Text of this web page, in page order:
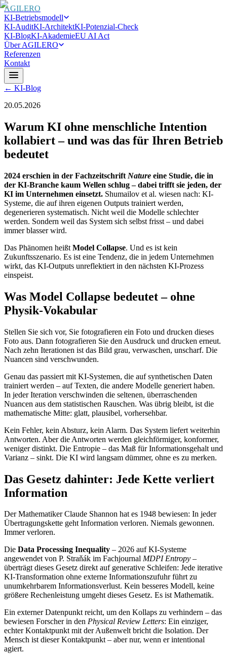
AGILERO
KI-Betriebsmodell
KI-AuditKI-ArchitektKI-Potenzial-Check
KI-BlogKI-AkademieEU AI Act
Über AGILERO
Referenzen
Kontakt
← KI-Blog
20.05.2026
Warum KI ohne menschliche Intention
kollabiert – und was das für Ihren Betrieb
bedeutet
2024 erschien in der Fachzeitschrift Nature eine Studie, die in
der KI-Branche kaum Wellen schlug – dabei trifft sie jeden, der
KI im Unternehmen einsetzt. Shumailov et al. wiesen nach: KI-
Systeme, die auf ihren eigenen Outputs trainiert werden,
degenerieren systematisch. Nicht weil die Modelle schlechter
werden. Sondern weil das System sich selbst frisst – und dabei
immer blasser wird.
Das Phänomen heißt Model Collapse. Und es ist kein
Zukunftsszenario. Es ist eine Tendenz, die in jedem Unternehmen
wirkt, das KI-Outputs unreflektiert in den nächsten KI-Prozess
einspeist.
Was Model Collapse bedeutet – ohne
Physik-Vokabular
Stellen Sie sich vor, Sie fotografieren ein Foto und drucken dieses
Foto aus. Dann fotografieren Sie den Ausdruck und drucken erneut.
Nach zehn Iterationen ist das Bild grau, verwaschen, unscharf. Die
Nuancen sind verschwunden.
Genau das passiert mit KI-Systemen, die auf synthetischen Daten
trainiert werden – auf Texten, die andere Modelle generiert haben.
In jeder Iteration verschwinden die seltenen, überraschenden
Nuancen aus dem statistischen Rauschen. Was übrig bleibt, ist die
mathematische Mitte: glatt, plausibel, vorhersehbar.
Kein Fehler, kein Absturz, kein Alarm. Das System liefert weiterhin
Antworten. Aber die Antworten werden gleichförmiger, konformer,
weniger distinkt. Die Entropie – das Maß für Informationsgehalt und
Varianz – sinkt. Die KI wird langsam dümmer, ohne es zu merken.
Das Gesetz dahinter: Jede Kette verliert
Information
Der Mathematiker Claude Shannon hat es 1948 bewiesen: In jeder
Übertragungskette geht Information verloren. Niemals gewonnen.
Immer verloren.
Die Data Processing Inequality – 2026 auf KI-Systeme
angewendet von P. Straňák im Fachjournal MDPI Entropy –
überträgt dieses Gesetz direkt auf generative Schleifen: Jede iterative
KI-Transformation ohne externe Informationszufuhr führt zu
unumkehrbarem Informationsverlust. Kein besseres Modell, keine
größere Rechenleistung umgeht dieses Gesetz. Es ist Mathematik.
Ein externer Datenpunkt reicht, um den Kollaps zu verhindern – das
bewiesen Forscher in den Physical Review Letters: Ein einziger,
echter Kontaktpunkt mit der Außenwelt bricht die Isolation. Der
Mensch ist dieser Kontaktpunkt – aber nur, wenn er intentional
agiert.